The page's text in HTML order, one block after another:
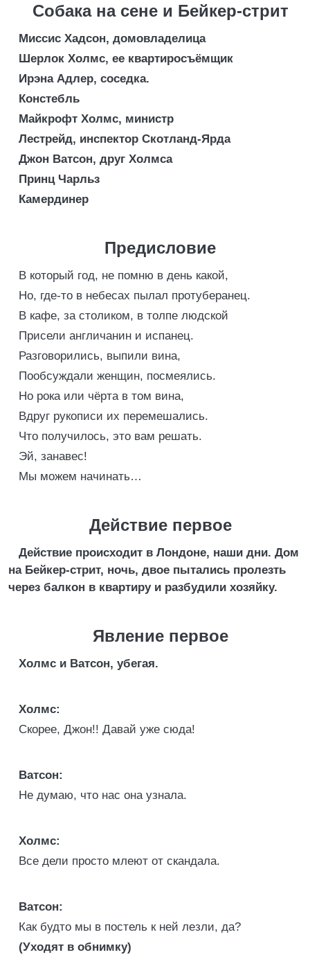
Собака на сене и Бейкер-стрит
Миссис Хадсон, домовладелица
Шерлок Холмс, ее квартиросъёмщик
Ирэна Адлер, соседка.
Констебль
Майкрофт Холмс, министр
Лестрейд, инспектор Скотланд-Ярда
Джон Ватсон, друг Холмса
Принц Чарльз
Камердинер
Предисловие
В который год, не помню в день какой,
Но, где-то в небесах пылал протуберанец.
В кафе, за столиком, в толпе людской
Присели англичанин и испанец.
Разговорились, выпили вина,
Пообсуждали женщин, посмеялись.
Но рока или чёрта в том вина,
Вдруг рукописи их перемешались.
Что получилось, это вам решать.
Эй, занавес!
Мы можем начинать…
Действие первое
Действие происходит в Лондоне, наши дни. Дом
на Бейкер-стрит, ночь, двое пытались пролезть
через балкон в квартиру и разбудили хозяйку.
Явление первое
Холмс и Ватсон, убегая.
Холмс:
Скорее, Джон!! Давай уже сюда!
Ватсон:
Не думаю, что нас она узнала.
Холмс:
Все дели просто млеют от скандала.
Ватсон:
Как будто мы в постель к ней лезли, да?
(Уходят в обнимку)